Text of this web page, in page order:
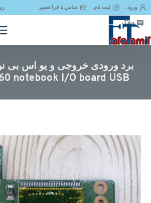
ورود ثبت نام تماس با فرا تعمیر
وبلاگ
برد ورودی خروجی و یو اس بی
notebook I/O board USB